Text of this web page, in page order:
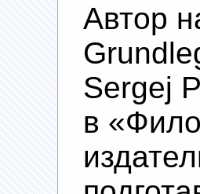
Автор
Sergej
в